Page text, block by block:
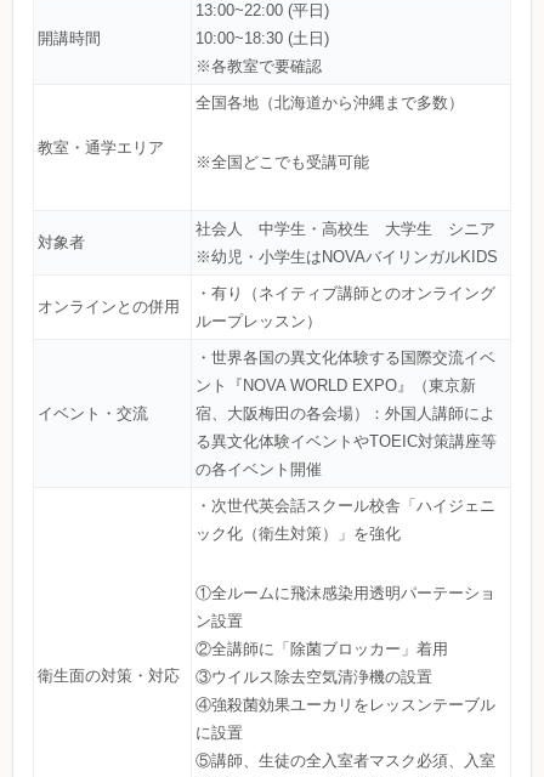
開講時間
13:00~22:00 (平日)
10:00~18:30 (土日)
※各教室で要確認
教室・通学エリア
全国各地（北海道から沖縄まで多数）
※全国どこでも受講可能
対象者
社会人 中学生・高校生 大学生 シニア
※幼児・小学生はNOVAバイリンガルKIDS
オンラインとの併用
・有り（ネイティブ講師とのオンライング
ループレッスン）
イベント・交流
・世界各国の異文化体験する国際交流イベ
ント『NOVA WORLD EXPO』（東京新
宿、大阪梅田の各会場）：外国人講師によ
る異文化体験イベントやTOEIC対策講座等
の各イベント開催
衛生面の対策・対応
・次世代英会話スクール校舎「ハイジェニ
ック化（衛生対策）」を強化
①全ルームに飛沫感染用透明パーテーショ
ン設置
②全講師に「除菌ブロッカー」着用
③ウイルス除去空気清浄機の設置
④強殺菌効果ユーカリをレッスンテーブル
に設置
⑤講師、生徒の全入室者マスク必須、入室